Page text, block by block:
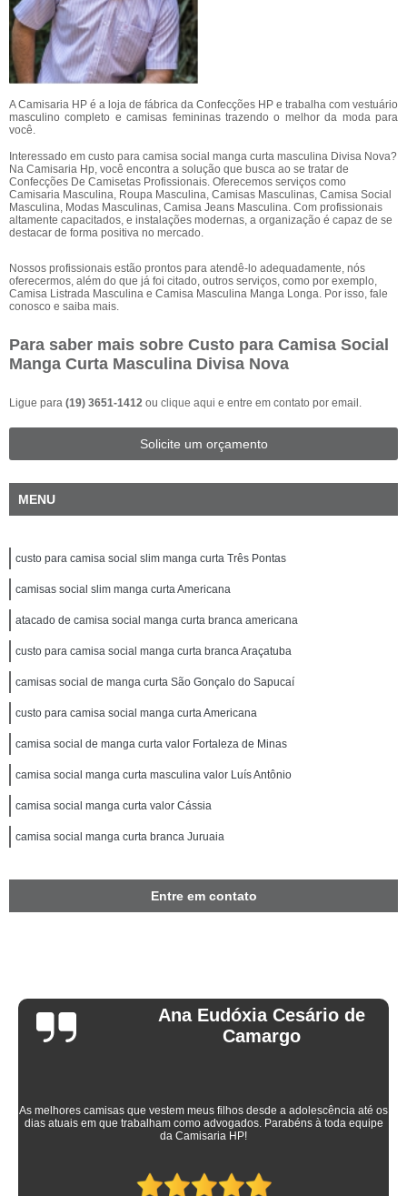
A Camisaria HP é a loja de fábrica da Confecções HP e trabalha com vestuário
masculino completo e camisas femininas trazendo o melhor da moda para
você.
Interessado em custo para camisa social manga curta masculina Divisa Nova?
Na Camisaria Hp, você encontra a solução que busca ao se tratar de
Confecções De Camisetas Profissionais. Oferecemos serviços como
Camisaria Masculina, Roupa Masculina, Camisas Masculinas, Camisa Social
Masculina, Modas Masculinas, Camisa Jeans Masculina. Com profissionais
altamente capacitados, e instalações modernas, a organização é capaz de se
destacar de forma positiva no mercado.
Nossos profissionais estão prontos para atendê-lo adequadamente, nós
oferecermos, além do que já foi citado, outros serviços, como por exemplo,
Camisa Listrada Masculina e Camisa Masculina Manga Longa. Por isso, fale
conosco e saiba mais.
Para saber mais sobre Custo para Camisa Social
Manga Curta Masculina Divisa Nova
Ligue para (19) 3651-1412 ou clique aqui e entre em contato por email.
Solicite um orçamento
MENU
custo para camisa social slim manga curta Três Pontas
camisas social slim manga curta Americana
atacado de camisa social manga curta branca americana
custo para camisa social manga curta branca Araçatuba
camisas social de manga curta São Gonçalo do Sapucaí
custo para camisa social manga curta Americana
camisa social de manga curta valor Fortaleza de Minas
camisa social manga curta masculina valor Luís Antônio
camisa social manga curta valor Cássia
camisa social manga curta branca Juruaia
Entre em contato
Ana Eudóxia Cesário de
Camargo
As melhores camisas que vestem meus filhos desde a adolescência até os
dias atuais em que trabalham como advogados. Parabéns à toda equipe
da Camisaria HP!